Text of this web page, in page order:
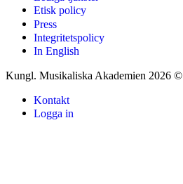
Etisk policy
Press
Integritetspolicy
In English
Kungl. Musikaliska Akademien 2026 ©
Kontakt
Logga in